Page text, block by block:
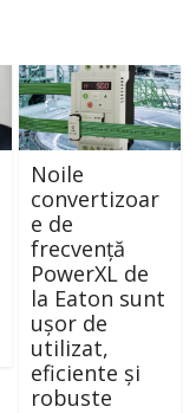
Noile
convertizoar
e de
frecvență
PowerXL de
la Eaton sunt
ușor de
utilizat,
eficiente și
robuste